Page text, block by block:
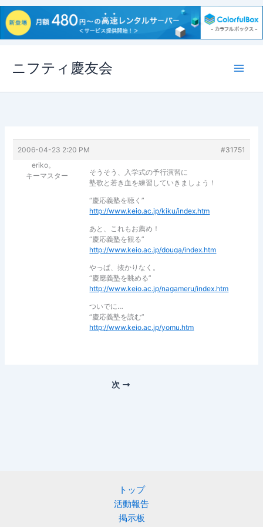
ス
ニフティ慶友会
2006-04-23 2:20 PM
#31751
eriko。
キーマスター
そうそう、入学式の予行演習に
塾歌と若き血を練習していきましょう！
“慶応義塾を聴く”
http://www.keio.ac.jp/kiku/index.htm
あと、これもお薦め！
“慶応義塾を観る”
http://www.keio.ac.jp/douga/index.htm
やっぱ、抜かりなく。
“慶應義塾を眺める”
http://www.keio.ac.jp/nagameru/index.htm
ついでに…
“慶応義塾を読む”
http://www.keio.ac.jp/yomu.htm
次
トップ
活動報告
掲示板